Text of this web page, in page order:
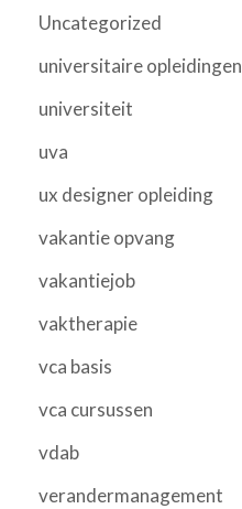
Uncategorized
universitaire opleidingen
universiteit
uva
ux designer opleiding
vakantie opvang
vakantiejob
vaktherapie
vca basis
vca cursussen
vdab
verandermanagement